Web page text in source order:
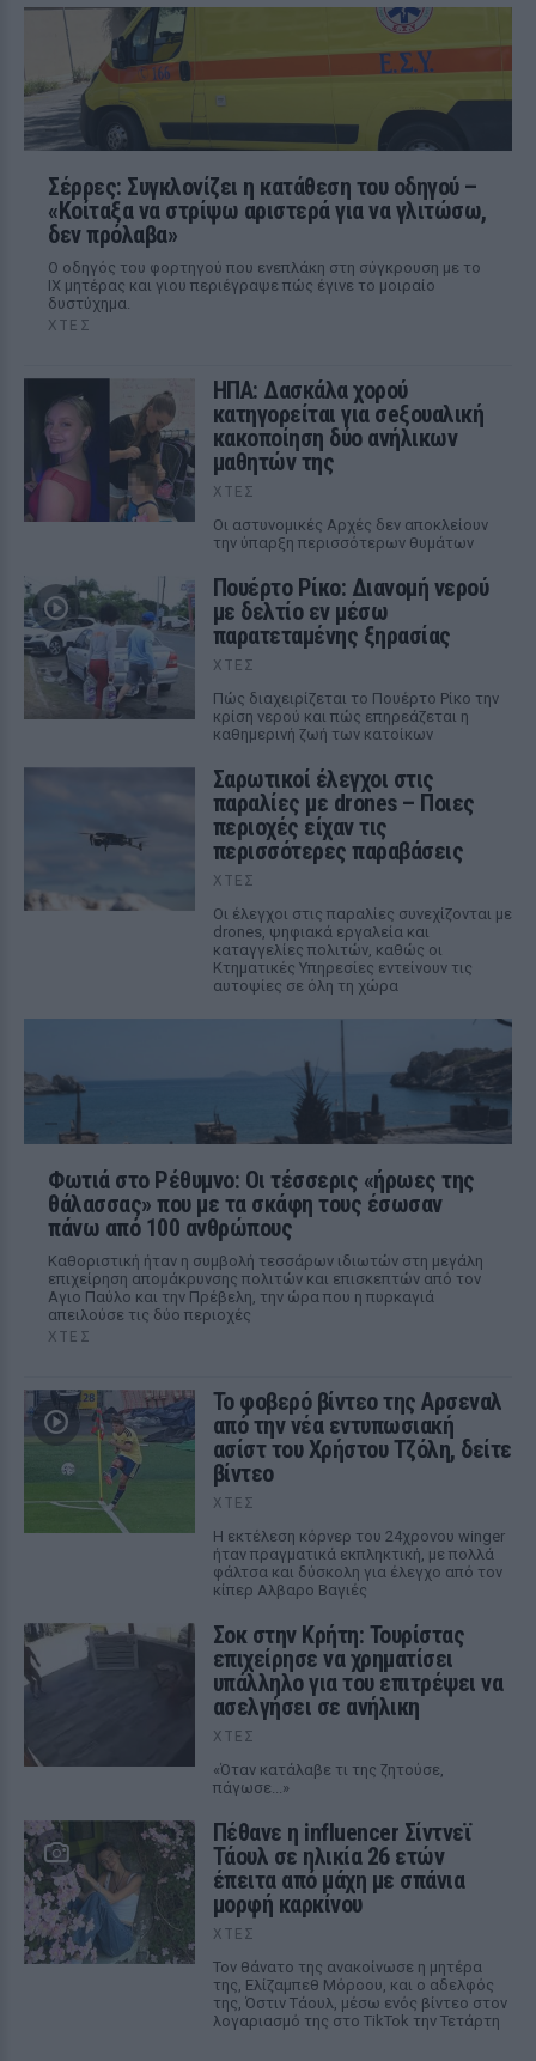
Σέρρες: Συγκλονίζει η κατάθεση του οδηγού –
«Κοίταξα να στρίψω αριστερά για να γλιτώσω,
δεν πρόλαβα»
Ο οδηγός του φορτηγού που ενεπλάκη στη σύγκρουση με το
ΙΧ μητέρας και γιου περιέγραψε πώς έγινε το μοιραίο
δυστύχημα.
ΧΤΕΣ
ΗΠΑ: Δασκάλα χορού
κατηγορείται για σeξουαλική
κακοποίηση δύο ανήλικων
μαθητών της
ΧΤΕΣ
Οι αστυνομικές Αρχές δεν αποκλείουν
την ύπαρξη περισσότερων θυμάτων
Πουέρτο Ρίκο: Διανομή νερού
με δελτίο εν μέσω
παρατεταμένης ξηρασίας
ΧΤΕΣ
Πώς διαχειρίζεται το Πουέρτο Ρίκο την
κρίση νερού και πώς επηρεάζεται η
καθημερινή ζωή των κατοίκων
Σαρωτικοί έλεγχοι στις
παραλίες με drones – Ποιες
περιοχές είχαν τις
περισσότερες παραβάσεις
ΧΤΕΣ
Οι έλεγχοι στις παραλίες συνεχίζονται με
drones, ψηφιακά εργαλεία και
καταγγελίες πολιτών, καθώς οι
Κτηματικές Υπηρεσίες εντείνουν τις
αυτοψίες σε όλη τη χώρα
Φωτιά στο Ρέθυμνο: Οι τέσσερις «ήρωες της
θάλασσας» που με τα σκάφη τους έσωσαν
πάνω από 100 ανθρώπους
Καθοριστική ήταν η συμβολή τεσσάρων ιδιωτών στη μεγάλη
επιχείρηση απομάκρυνσης πολιτών και επισκεπτών από τον
Αγιο Παύλο και την Πρέβελη, την ώρα που η πυρκαγιά
απειλούσε τις δύο περιοχές
ΧΤΕΣ
Το φοβερό βίντεο της Αρσεναλ
από την νέα εντυπωσιακή
ασίστ του Χρήστου Τζόλη, δείτε
βίντεο
ΧΤΕΣ
Η εκτέλεση κόρνερ του 24χρονου winger
ήταν πραγματικά εκπληκτική, με πολλά
φάλτσα και δύσκολη για έλεγχο από τον
κίπερ Αλβαρο Βαγιές
Σοκ στην Κρήτη: Τουρίστας
επιχείρησε να χρηματίσει
υπάλληλο για του επιτρέψει να
ασελγήσει σε ανήλικη
ΧΤΕΣ
«Όταν κατάλαβε τι της ζητούσε,
πάγωσε...»
Πέθανε η influencer Σίντνεϊ
Τάουλ σε ηλικία 26 ετών
έπειτα από μάχη με σπάνια
μορφή καρκίνου
ΧΤΕΣ
Τον θάνατο της ανακοίνωσε η μητέρα
της, Ελίζαμπεθ Μόροου, και ο αδελφός
της, Όστιν Τάουλ, μέσω ενός βίντεο στον
λογαριασμό της στο TikTok την Τετάρτη